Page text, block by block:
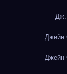
Дж.
Джейн
Джейн